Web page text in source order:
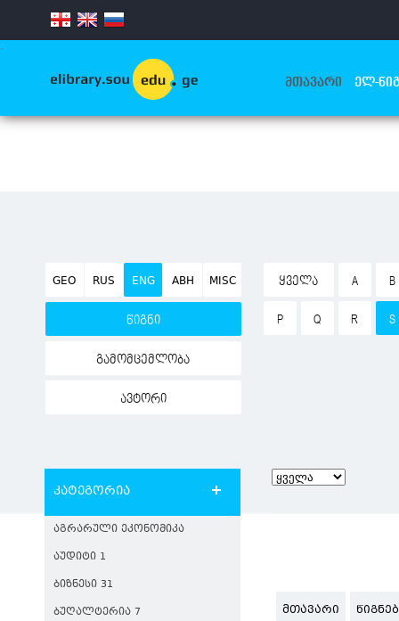
.
ᲛᲗᲐᲕᲐᲠᲘ ᲔᲚ-
GEO RUS ENG ABH MISC
წიგნი
გამომცემლობა
ავტორი
ᲧᲕᲔᲚᲐ A B
P Q R S
კატეგორია
ᲐᲒᲠᲐᲠᲣᲚᲘ ᲔᲙᲝᲜᲝᲛᲘᲙᲐ
ᲐᲣᲓᲘᲢᲘ 1
ᲑᲘᲖᲜᲔᲡᲘ 31
ᲑᲣᲦᲐᲚᲢᲔᲠᲘᲐ 7
ᲛᲗᲐᲕᲐᲠᲘ